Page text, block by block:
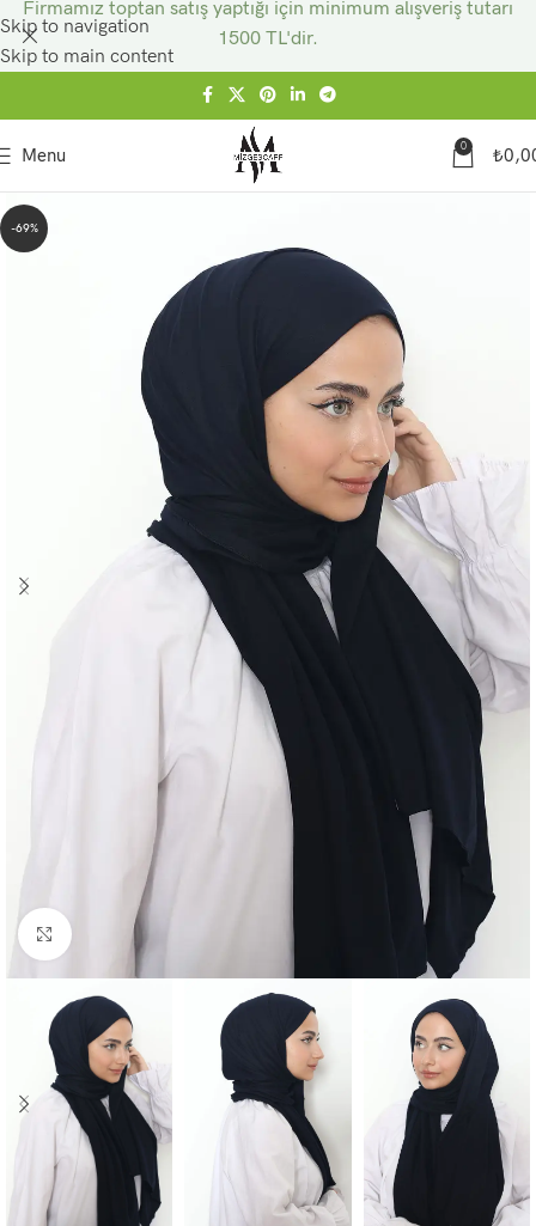
Skip to navigation
Skip to main content
Menu 0 ₺
-69%
Click to enlarge
Firmamız toptan satış yaptığı için minimum alışveriş tutarı
1500 TL'dir.